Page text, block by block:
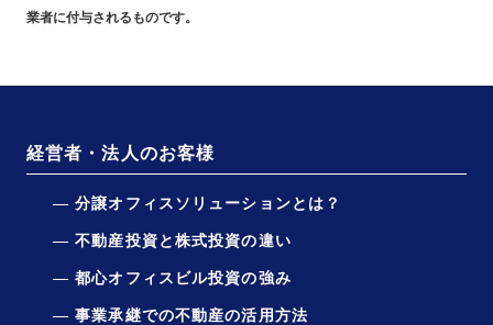
業者に付与されるものです。
経営者・法人のお客様
分譲オフィスソリューションとは？
不動産投資と株式投資の違い
都心オフィスビル投資の強み
事業承継での不動産の活用方法